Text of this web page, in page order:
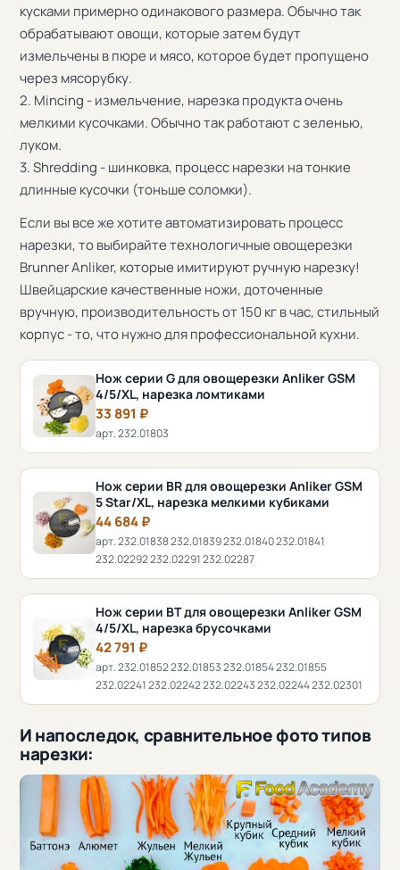
кусками примерно одинакового размера. Обычно так
обрабатывают овощи, которые затем будут
измельчены в пюре и мясо, которое будет пропущено
через мясорубку.
2. Mincing - измельчение, нарезка продукта очень
мелкими кусочками. Обычно так работают с зеленью,
луком.
3. Shredding - шинковка, процесс нарезки на тонкие
длинные кусочки (тоньше соломки).
Если вы все же хотите автоматизировать процесс
нарезки, то выбирайте технологичные овощерезки
Brunner Anliker, которые имитируют ручную нарезку!
Швейцарские качественные ножи, доточенные
вручную, производительность от 150 кг в час, стильный
корпус - то, что нужно для профессиональной кухни.
Нож серии G для овощерезки Anliker GSM
4/5/XL, нарезка ломтиками
33 891 ₽
арт. 232.01803
Нож серии BR для овощерезки Anliker GSM
5 Star/XL, нарезка мелкими кубиками
44 684 ₽
арт. 232.01838 232.01839 232.01840 232.01841
232.02292 232.02291 232.02287
Нож серии BT для овощерезки Anliker GSM
4/5/XL, нарезка брусочками
42 791 ₽
арт. 232.01852 232.01853 232.01854 232.01855
232.02241 232.02242 232.02243 232.02244 232.02301
И напоследок, сравнительное фото типов
нарезки: